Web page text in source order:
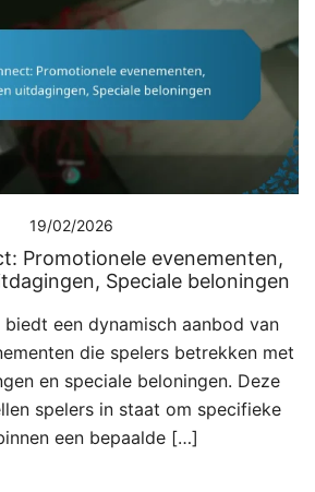
19/02/2026
Promotionele evenementen,
Speciale beloningen
een dynamisch aanbod van
die spelers betrekken met
en speciale beloningen. Deze
spelers in staat om specifieke
een bepaalde […]